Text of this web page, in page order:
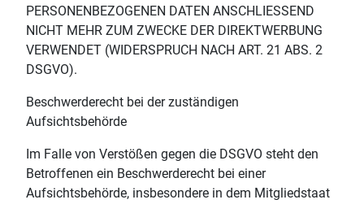
PERSONENBEZOGENEN DATEN ANSCHLIESSEND
NICHT MEHR ZUM ZWECKE DER DIREKTWERBUNG
VERWENDET (WIDERSPRUCH NACH ART. 21 ABS. 2
DSGVO).
Beschwerderecht bei der zuständigen
Aufsichtsbehörde
Im Falle von Verstößen gegen die DSGVO steht den
Betroffenen ein Beschwerderecht bei einer
Aufsichtsbehörde, insbesondere in dem Mitgliedstaat